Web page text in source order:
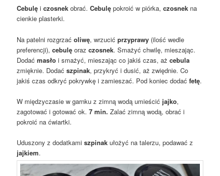
Cebulę iczosnek obrać.Cebulę pokroić w piórka,czosnek na
cienkie plasterki.
Na patelni rozgrzaćoliwę, wrzucićprzyprawy (ilość wedle
preferencji),cebulę orazczosnek. Smażyć chwilę, mieszając.
Dodaćmasło i smażyć, mieszając co jakiś czas, ażcebula
zmięknie. Dodaćszpinak, przykryć i dusić, aż zwiędnie. Co
jakiś czas odkryć pokrywkę i zamieszać. Pod koniec dodaćfetę.
W międzyczasie w garnku z zimną wodą umieścić jajko,
zagotować i gotować ok.7 min. Zalać zimną wodą, obrać i
pokroić na ćwiartki.
Uduszony z dodatkami szpinak ułożyć na talerzu, podawać z
jajkiem.